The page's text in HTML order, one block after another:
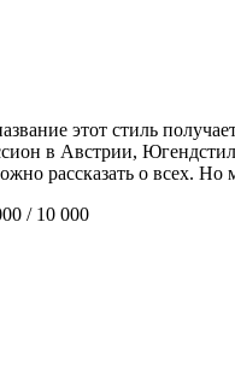
этот стиль
в Австрии,
рассказать о всех.
/ 10 000